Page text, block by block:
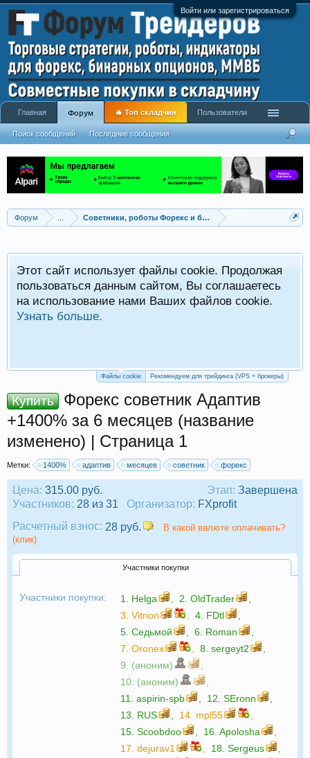
Войти или зарегистрироваться
Форум Советники, роботы Форекс и бинарных опционов
Этот сайт использует файлы cookie. Продолжая
пользоваться данным сайтом, Вы соглашаетесь
на использование нами Ваших файлов cookie.
Узнать больше.
Файлы cookie Рекомендуем для трейдинга (VPS + брокеры)
Купить
Форекс советник Адаптив
+1400% за 6 месяцев (название
изменено) | Страница 1
Метки: 1400% адаптив месяцев советник форекс
Этап: Завершена
Цена: 315.00 руб.
Участников: 28 из 31 Организатор: FXprofit
Расчетный взнос: 28 руб.
В какой валюте оплачивать?
(клик)
Участники покупки
Участники покупки: 1. Helga 2. OldTrader
3. Vitrion 4. FDtl
5. Седьмой 6. Roman
7. Oronex 8. sergeyt2
9. (аноним)
10. (аноним)
11. aspirin-spb 12. SEronn
13. RUS 14. mpl55
15. Scoobdoo 16. Apolosha
17. dejurav1 18. Sergeus
Главная Форум
Поиск сообщений Последние сообщения
🔥 Топ складчин Пользователи